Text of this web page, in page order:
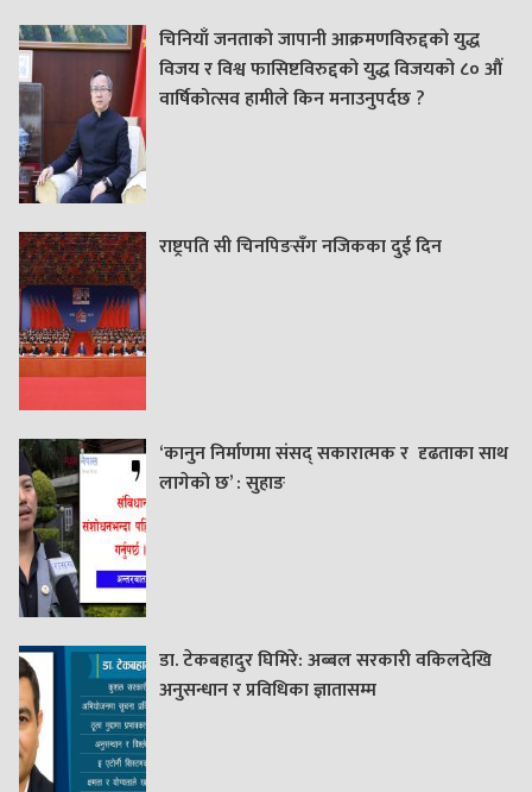
चिनियाँ जनताको जापानी आक्रमणविरुद्दको युद्ध
विजय र विश्व फासिष्टविरुद्दको युद्ध विजयको ८० औं
वार्षिकोत्सव हामीले किन मनाउनुपर्दछ ?
राष्ट्रपति सी चिनपिङसँग नजिकका दुई दिन
‘कानुन निर्माणमा संसद् सकारात्मक र दृढताका साथ
लागेको छ’ : सुहाङ
डा. टेकबहादुर घिमिरे: अब्बल सरकारी वकिलदेखि
अनुसन्धान र प्रविधिका ज्ञातासम्म